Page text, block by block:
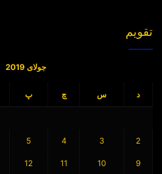
تقویم
جولای 2019
د س چ پ
2
3
4
5
9
10
11
12